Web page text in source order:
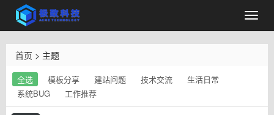
首页 > 主题
全选 模板分享 建站问题 技术交流
生活日常
系统BUG
工作推荐